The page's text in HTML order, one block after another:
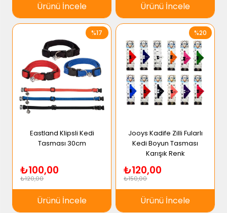
Ürünü İncele Ürünü İncele
Eastland Klipsli Kedi
Tasması 30cm
₺100,00
₺120,00
Ürünü İncele
%17
Jooys Kadife Zilli Fularlı
Kedi Boyun Tasması
Karışık Renk
₺120,00
₺150,00
Ürünü İncele
%20